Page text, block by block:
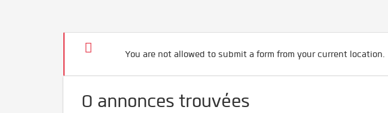
You are not allowed to submit a form from your current location.
0 annonces trouvées